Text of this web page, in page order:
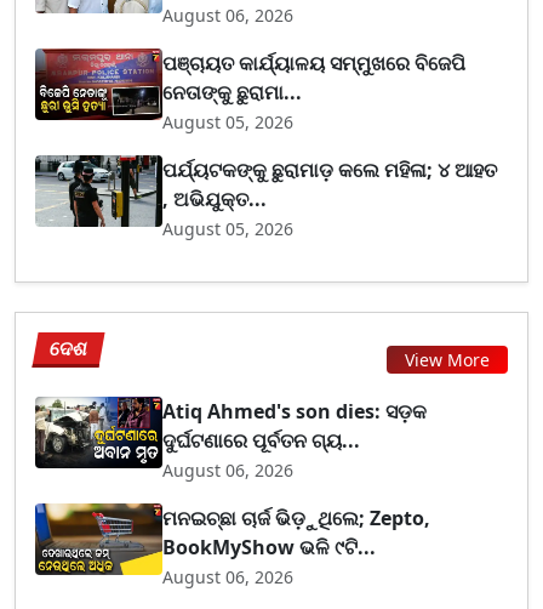
August 06, 2026
ପଞ୍ଚାୟତ କାର୍ଯ୍ୟାଳୟ ସମ୍ମୁଖରେ ବିଜେପି
ନେତାଙ୍କୁ ଛୁରାମା...
August 05, 2026
ପର୍ଯ୍ୟଟକଙ୍କୁ ଛୁରାମାଡ଼ କଲେ ମହିଳା; ୪ ଆହତ
, ଅଭିଯୁକ୍ତ...
August 05, 2026
ଦେଶ View More
Atiq Ahmed's son dies: ସଡ଼କ
ଦୁର୍ଘଟଣାରେ ପୂର୍ବତନ ଗ୍ୟ...
August 06, 2026
ମନଇଚ୍ଛା ଚାର୍ଜ ଭିଡ଼ୁଥିଲେ; Zepto,
BookMyShow ଭଳି ୯ଟି...
August 06, 2026